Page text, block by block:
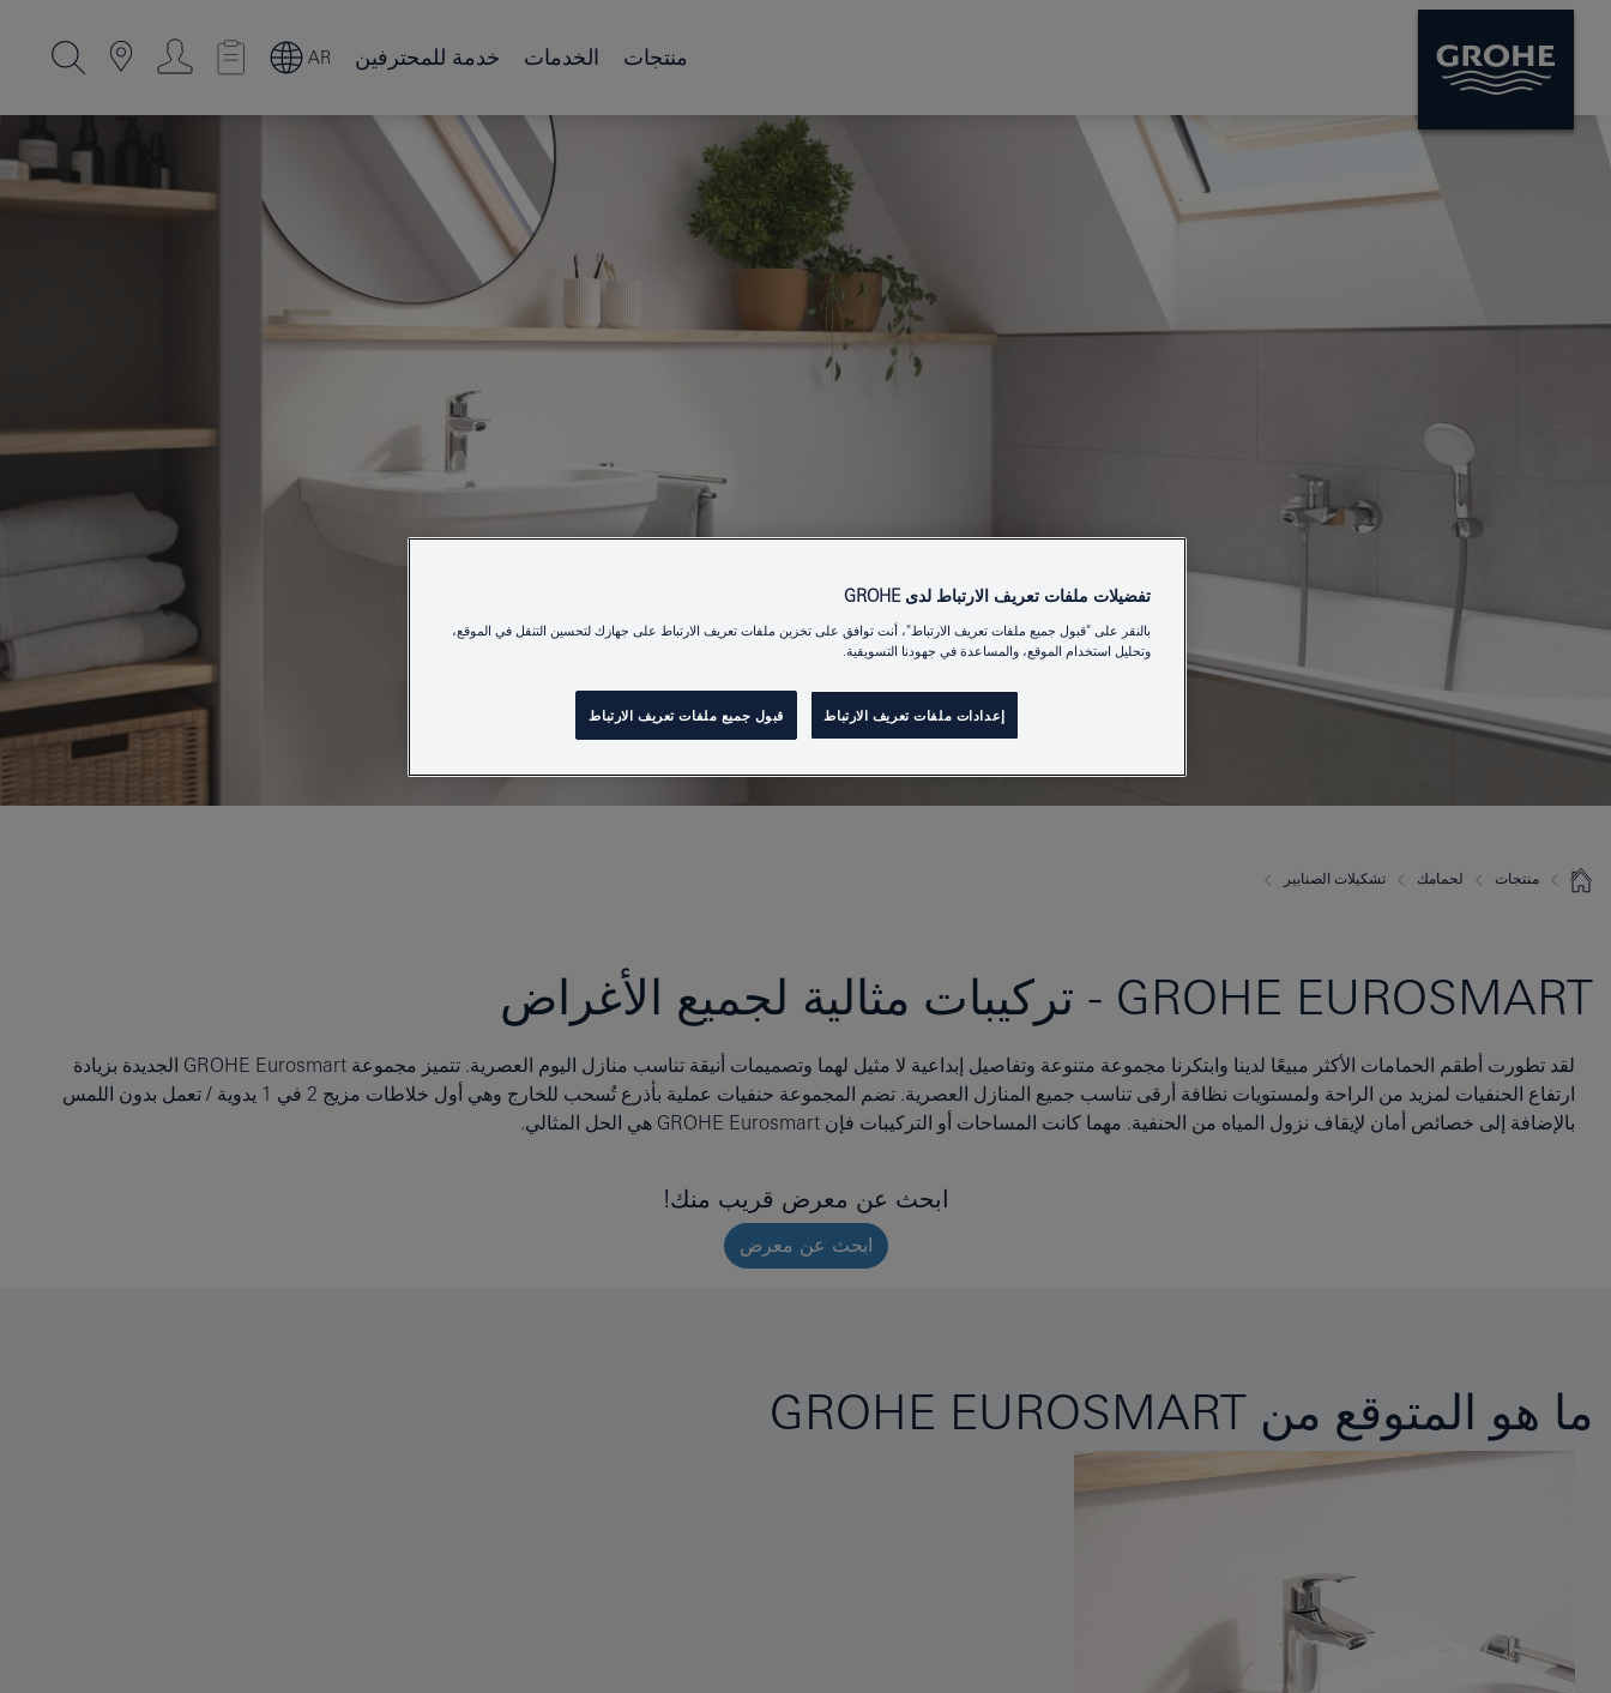
منتجات الخدمات خدمة للمحترفين AR
منتجات لحمامك تشكيلات الصنابير
GROHE EUROSMART - تركيبات مثالية لجميع الأغراض
لقد تطورت أطقم الحمامات الأكثر مبيعًا لدينا وابتكرنا مجموعة متنوعة وتفاصيل إبداعية لا مثيل لهما وتصميمات أنيقة تناسب منازل اليوم العصرية. تتميز مجموعة GROHE Eurosmart الجديدة بزيادة
ارتفاع الحنفيات لمزيد من الراحة ولمستويات نظافة أرقى تناسب جميع المنازل العصرية. تضم المجموعة حنفيات عملية بأذرع تُسحب للخارج وهي أول خلاطات مزيج 2 في 1 يدوية / تعمل بدون اللمس
بالإضافة إلى خصائص أمان لإيقاف نزول المياه من الحنفية. مهما كانت المساحات أو التركيبات فإن GROHE Eurosmart هي الحل المثالي.
ابحث عن معرض قريب منك!
ابحث عن معرض
ما هو المتوقع من GROHE EUROSMART
تفضيلات ملفات تعريف الارتباط لدى GROHE
بالنقر على "قبول جميع ملفات تعريف الارتباط"، أنت توافق على تخزين ملفات تعريف الارتباط على جهازك لتحسين التنقل في الموقع،
وتحليل استخدام الموقع، والمساعدة في جهودنا التسويقية.
إعدادات ملفات تعريف الارتباط قبول جميع ملفات تعريف الارتباط